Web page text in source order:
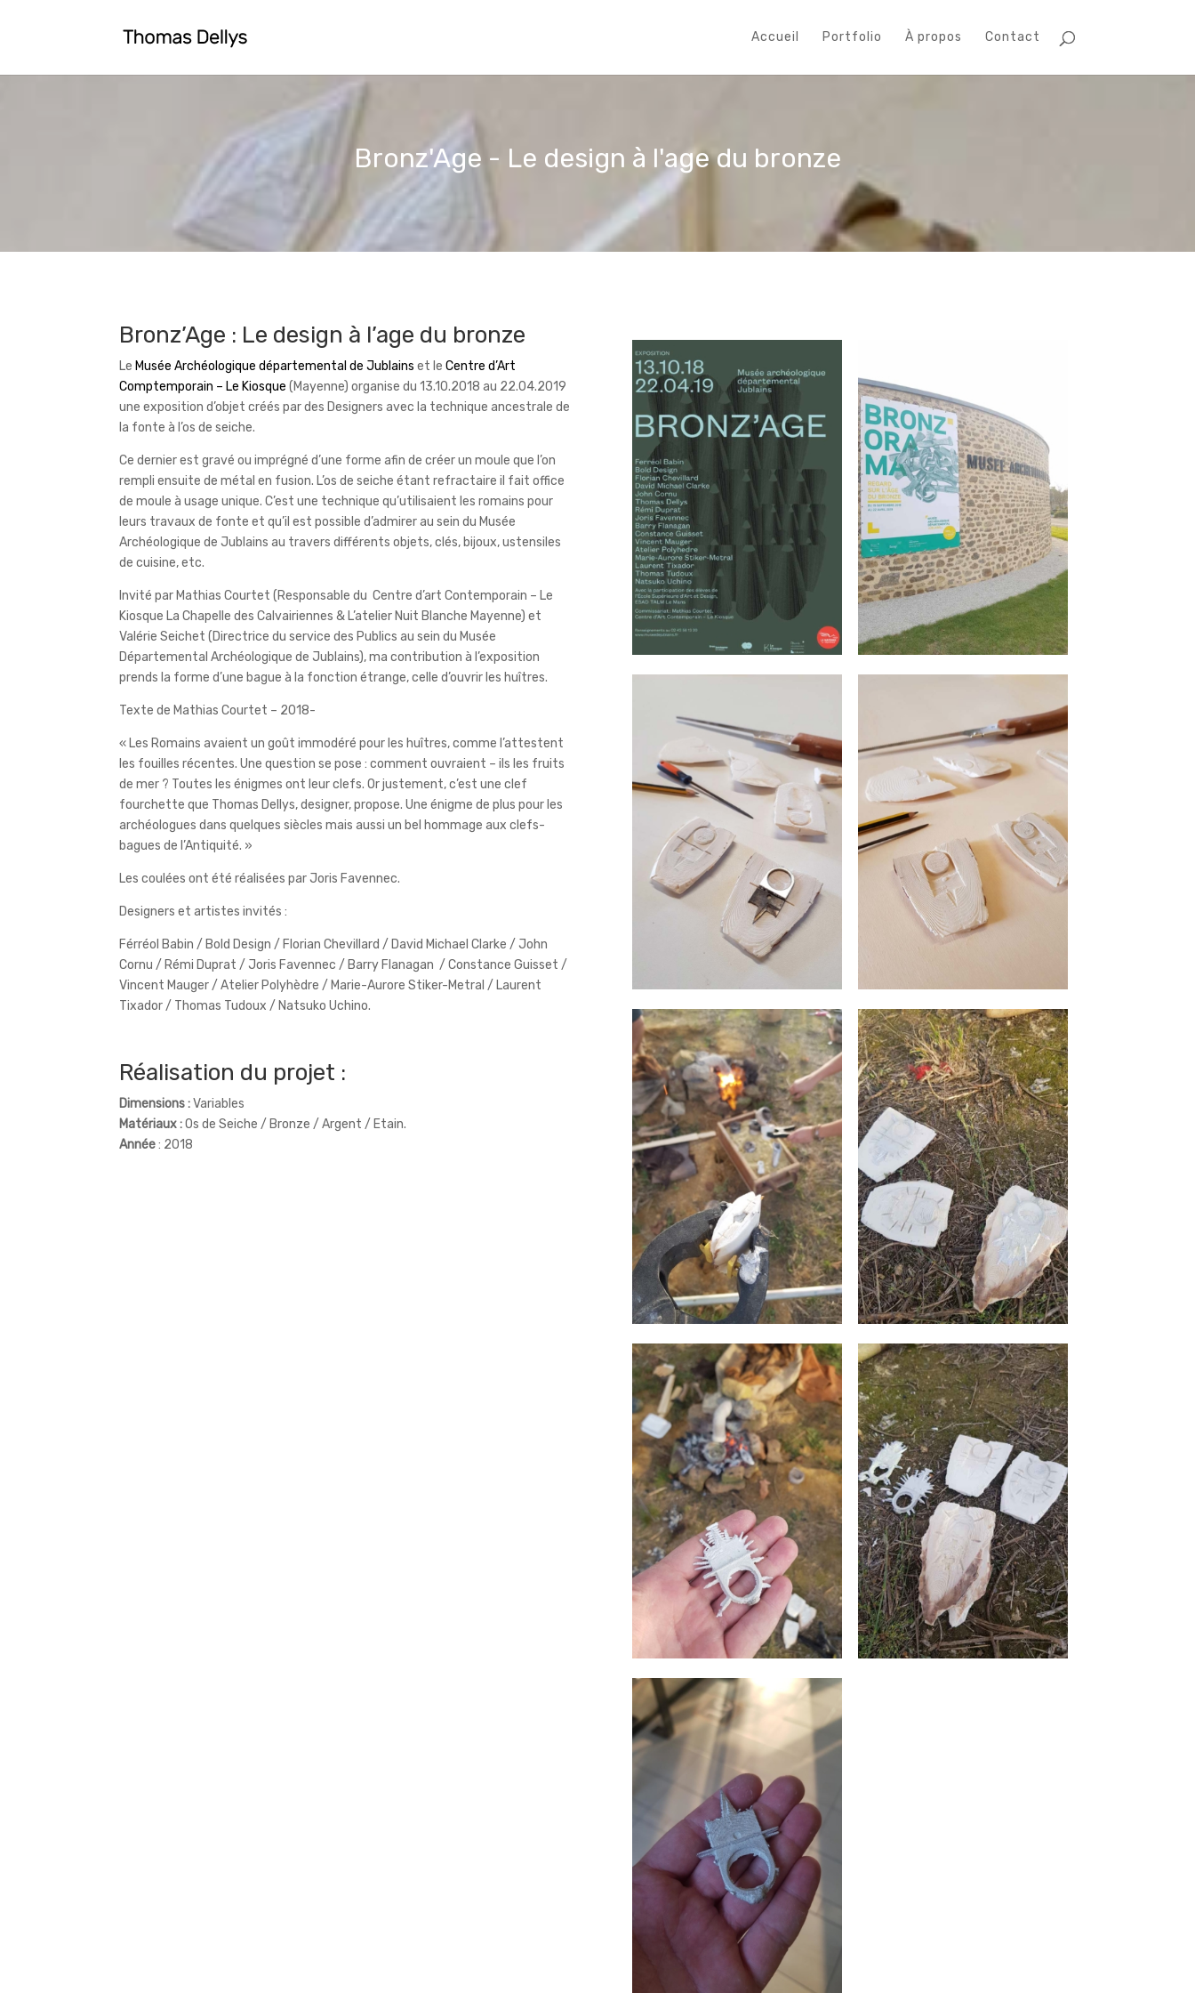
Accueil Portfolio À propos Contact
Bronz'Age - Le design à l'age du bronze
Bronz’Age : Le design à l’age du bronze
Le Musée Archéologique départemental de Jublains et leCentre d’Art
Comptemporain – Le Kiosque (Mayenne) organise du 13.10.2018 au 22.04.2019
une exposition d’objet créés par des Designers avec la technique ancestrale de
la fonte à l’os de seiche.
Ce dernier est gravé ou imprégné d’une forme afin de créer un moule que l’on
rempli ensuite de métal en fusion. L’os de seiche étant refractaire il fait office
de moule à usage unique. C’est une technique qu’utilisaient les romains pour
leurs travaux de fonte et qu’il est possible d’admirer au sein du Musée
Archéologique de Jublains au travers différents objets, clés, bijoux, ustensiles
de cuisine, etc.
Invité par Mathias Courtet (Responsable du Centre d’art Contemporain – Le
Kiosque La Chapelle des Calvairiennes & L’atelier Nuit Blanche Mayenne) et
Valérie Seichet (Directrice du service des Publics au sein du Musée
Départemental Archéologique de Jublains), ma contribution à l’exposition
prends la forme d’une bague à la fonction étrange, celle d’ouvrir les huîtres.
Texte de Mathias Courtet – 2018-
« Les Romains avaient un goût immodéré pour les huîtres, comme l’attestent
les fouilles récentes. Une question se pose : comment ouvraient – ils les fruits
de mer ? Toutes les énigmes ont leur clefs. Or justement, c’est une clef
fourchette que Thomas Dellys, designer, propose. Une énigme de plus pour les
archéologues dans quelques siècles mais aussi un bel hommage aux clefs-
bagues de l’Antiquité. »
Les coulées ont été réalisées par Joris Favennec.
Designers et artistes invités :
Férréol Babin / Bold Design / Florian Chevillard / David Michael Clarke / John
Cornu / Rémi Duprat / Joris Favennec / Barry Flanagan / Constance Guisset /
Vincent Mauger / Atelier Polyhèdre / Marie-Aurore Stiker-Metral / Laurent
Tixador / Thomas Tudoux / Natsuko Uchino.
Réalisation du projet :
Dimensions :Variables
Matériaux :Os de Seiche / Bronze / Argent / Etain.
Année: 2018